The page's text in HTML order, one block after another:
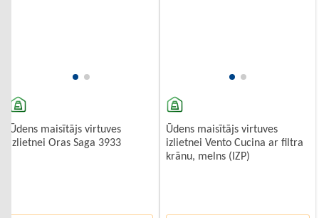
Ūdens maisītājs virtuves
izlietnei Oras Saga 3933
Ūdens maisītājs virtuves
izlietnei Vento Cucina ar filtra
krānu, melns (IZP)